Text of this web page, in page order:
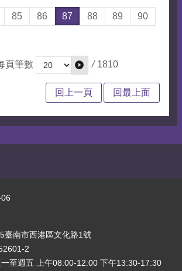
85 86 87 88 89
90
頁筆數 / 1810
回上一頁 回最上面
臺南市西港區文化路1號
2
至週五 上午08:00-12:00 下午13:30-17:30